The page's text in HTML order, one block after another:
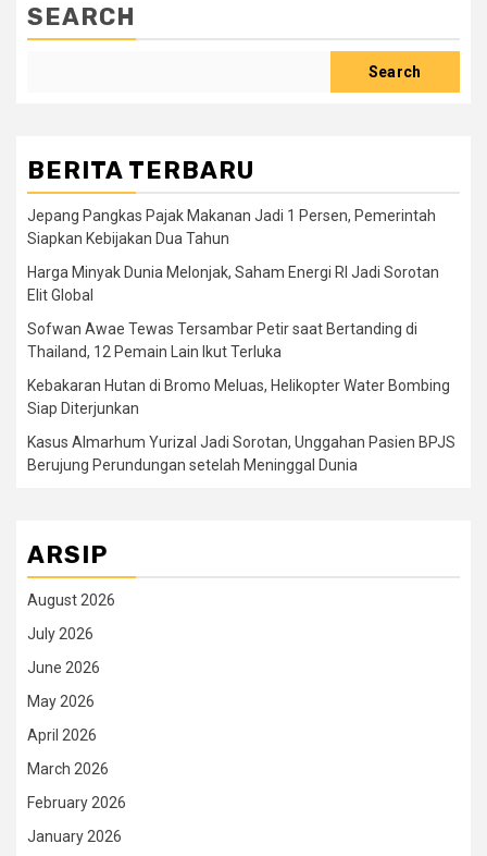
SEARCH
Search
BERITA TERBARU
Jepang Pangkas Pajak Makanan Jadi 1 Persen, Pemerintah
Siapkan Kebijakan Dua Tahun
Harga Minyak Dunia Melonjak, Saham Energi RI Jadi Sorotan
Elit Global
Sofwan Awae Tewas Tersambar Petir saat Bertanding di
Thailand, 12 Pemain Lain Ikut Terluka
Kebakaran Hutan di Bromo Meluas, Helikopter Water Bombing
Siap Diterjunkan
Kasus Almarhum Yurizal Jadi Sorotan, Unggahan Pasien BPJS
Berujung Perundungan setelah Meninggal Dunia
ARSIP
August 2026
July 2026
June 2026
May 2026
April 2026
March 2026
February 2026
January 2026